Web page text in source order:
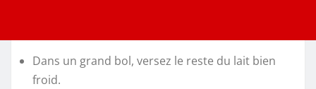
Dans un grand bol, versez le reste du lait bien
froid.